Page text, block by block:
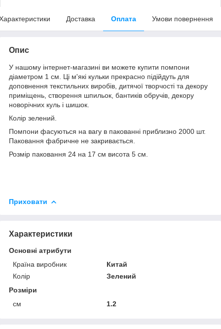
Доставка Оплата Умови повернення
Опис
У нашому інтернет-магазині ви можете купити помпони
діаметром 1 см. Ці м'які кульки прекрасно підійдуть для
доповнення текстильних виробів, дитячої творчості та декору
приміщень, створення шпильок, бантиків обручів, декору
новорічних куль і шишок.
Колір зелений.
Помпони фасуються на вагу в пакованні приблизно 2000 шт.
Паковання фабричне не закривається.
Розмір паковання 24 на 17 см висота 5 см.
Приховати
Характеристики
Основні атрибути
Країна виробник
Китай
Колір
Зелений
Розміри
см
1.2